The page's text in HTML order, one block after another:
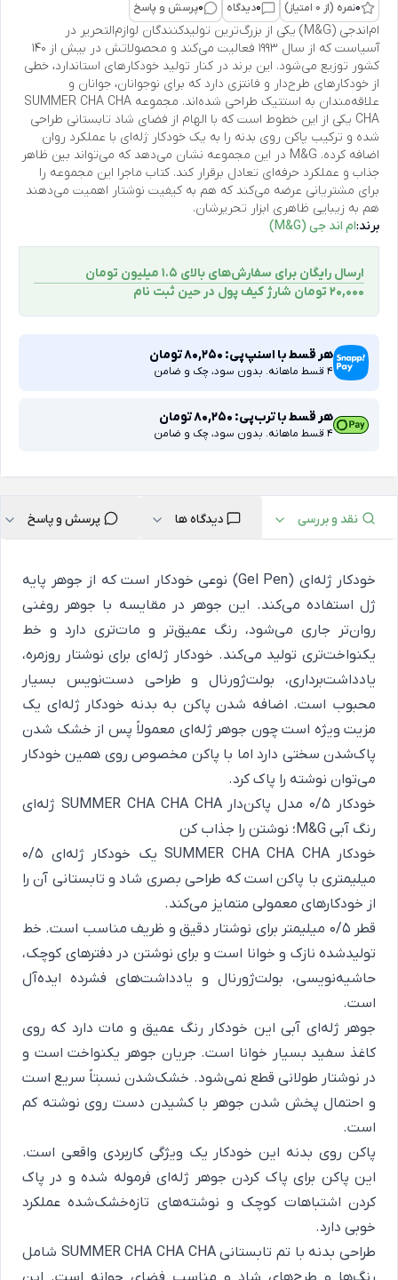
0نمره (از 0 امتیاز) 0دیدگاه 0پرسش و پاسخ
ام‌اندجی (M&G) یکی از بزرگ‌ترین تولیدکنندگان لوازم‌التحریر در
آسیاست که از سال ۱۹۹۳ فعالیت می‌کند و محصولاتش در بیش از ۱۴۰
کشور توزیع می‌شود. این برند در کنار تولید خودکارهای استاندارد، خطی
از خودکارهای طرح‌دار و فانتزی دارد که برای نوجوانان، جوانان و
علاقه‌مندان به استتیک طراحی شده‌اند. مجموعه SUMMER CHA CHA
CHA یکی از این خطوط است که با الهام از فضای شاد تابستانی طراحی
شده و ترکیب پاکن روی بدنه را به یک خودکار ژله‌ای با عملکرد روان
اضافه کرده. M&G در این مجموعه نشان می‌دهد که می‌تواند بین ظاهر
جذاب و عملکرد حرفه‌ای تعادل برقرار کند. کتاب ماجرا این مجموعه را
برای مشتریانی عرضه می‌کند که هم به کیفیت نوشتار اهمیت می‌دهند
هم به زیبایی ظاهری ابزار تحریرشان.
برند:ام اند جی (M&G)
ارسال رایگان برای سفارش‌های بالای 1.5 میلیون تومان
۲۰,۰۰۰ تومان شارژ کیف پول در حین ثبت ‌نام
هر قسط با اسنپ‌پی: 80,250تومان
4 قسط ماهانه. بدون سود، چک و ضامن
هر قسط با ترب‌پی: 80,250تومان
4 قسط ماهانه. بدون سود، چک و ضامن
نقد و بررسی دیدگاه ها پرسش و پاسخ
خودکار ژله‌ای (Gel Pen) نوعی خودکار است که از جوهر پایه
ژل استفاده می‌کند. این جوهر در مقایسه با جوهر روغنی
روان‌تر جاری می‌شود، رنگ عمیق‌تر و مات‌تری دارد و خط
یکنواخت‌تری تولید می‌کند. خودکار ژله‌ای برای نوشتار روزمره،
یادداشت‌برداری، بولت‌ژورنال و طراحی دست‌نویس بسیار
محبوب است. اضافه شدن پاکن به بدنه خودکار ژله‌ای یک
مزیت ویژه است چون جوهر ژله‌ای معمولاً پس از خشک شدن
پاک‌شدن سختی دارد اما با پاکن مخصوص روی همین خودکار
می‌توان نوشته را پاک کرد.
خودکار 0/5 مدل پاکن‌دار SUMMER CHA CHA CHA ژله‌ای
رنگ آبی M&G؛ نوشتن را جذاب کن
خودکار SUMMER CHA CHA CHA یک خودکار ژله‌ای ۰/۵
میلیمتری با پاکن است که طراحی بصری شاد و تابستانی آن را
از خودکارهای معمولی متمایز می‌کند.
قطر ۰/۵ میلیمتر برای نوشتار دقیق و ظریف مناسب است. خط
تولیدشده نازک و خوانا است و برای نوشتن در دفترهای کوچک،
حاشیه‌نویسی، بولت‌ژورنال و یادداشت‌های فشرده ایده‌آل
است.
جوهر ژله‌ای آبی این خودکار رنگ عمیق و مات دارد که روی
کاغذ سفید بسیار خوانا است. جریان جوهر یکنواخت است و
در نوشتار طولانی قطع نمی‌شود. خشک‌شدن نسبتاً سریع است
و احتمال پخش شدن جوهر با کشیدن دست روی نوشته کم
است.
پاکن روی بدنه این خودکار یک ویژگی کاربردی واقعی است.
این پاکن برای پاک کردن جوهر ژله‌ای فرموله شده و در پاک
کردن اشتباهات کوچک و نوشته‌های تازه‌خشک‌شده عملکرد
خوبی دارد.
طراحی بدنه با تم تابستانی SUMMER CHA CHA CHA شامل